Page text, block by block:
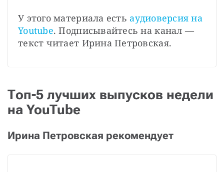
У этого материала есть аудиоверсия на
Youtube. Подписывайтесь на канал —
текст читает Ирина Петровская.
Топ-5 лучших выпусков недели
на YouTube
Ирина Петровская рекомендует